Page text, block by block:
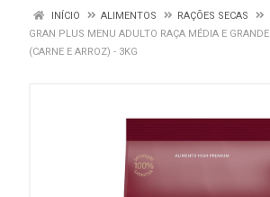
INÍCIO ALIMENTOS
RAÇÕES SECAS
GRAN PLUS MENU ADULTO RAÇA MÉDIA E GRANDE
(CARNE E ARROZ) - 3KG